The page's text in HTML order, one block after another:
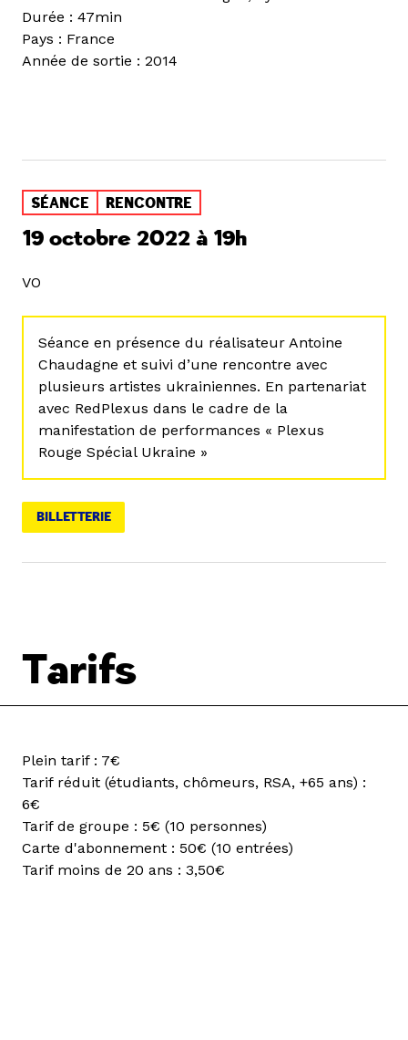
Durée : 47min
Pays : France
Année de sortie : 2014
SÉANCE RENCONTRE
19 octobre 2022 à 19h
VO
Séance en présence du réalisateur Antoine
Chaudagne et suivi d’une rencontre avec
plusieurs artistes ukrainiennes. En partenariat
avec RedPlexus dans le cadre de la
manifestation de performances « Plexus
Rouge Spécial Ukraine »
BILLETTERIE
Tarifs
Plein tarif : 7€
Tarif réduit (étudiants, chômeurs, RSA, +65 ans) :
6€
Tarif de groupe : 5€ (10 personnes)
Carte d'abonnement : 50€ (10 entrées)
Tarif moins de 20 ans : 3,50€